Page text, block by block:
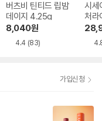
버츠비 틴티드 립밤
데이지 4.25g
8,040원
4.4 (83)
시세
처라
이터
가입신청